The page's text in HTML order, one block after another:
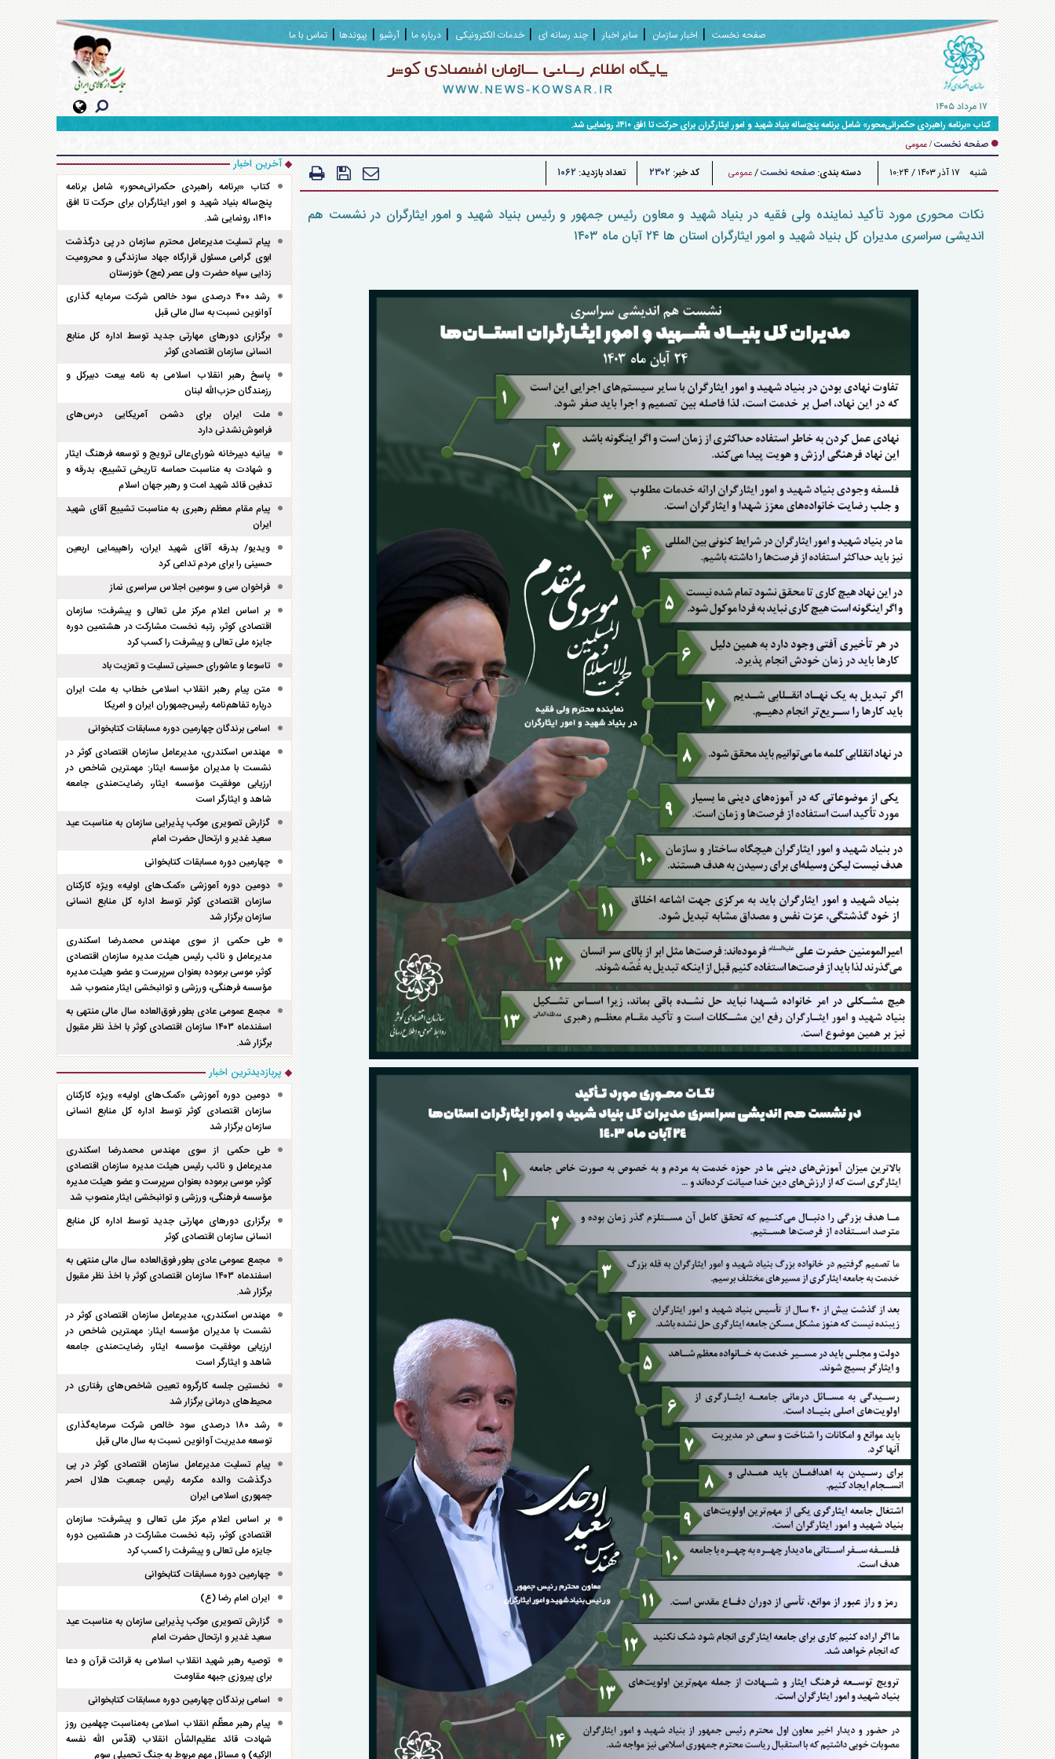
صفحه نخست اخبار سازمان سایر اخبار چند رسانه ای خدمات الکترونیکی درباره ما آرشیو پیوندها تماس با ما
۱۷ مرداد ۱۴۰۵
کتاب «برنامه راهبردی حکمرانی‌محور» شامل برنامه پنج‌ساله بنیاد شهید و امور ایثارگران برای حرکت تا افق ۱۴۱۰، رونمایی شد.
صفحه نخست / عمومی
شنبه ۱۷ آذر ۱۴۰۳ / ۱۰:۲۴ دسته بندی: صفحه نخست/عمومی کد خبر: ۲۳۰۲ تعداد بازدید: ۱۰۶۲
نکات محوری مورد تأکید نماینده ولی فقیه در بنیاد شهید و معاون رئیس جمهور و رئیس بنیاد شهید و امور ایثارگران در نشست هم
اندیشی سراسری مدیران کل بنیاد شهید و امور ایثارگران استان ها ۲۴ آبان ماه ۱۴۰۳
آخرین اخبار
کتاب «برنامه راهبردی حکمرانی‌محور» شامل برنامه
پنج‌ساله بنیاد شهید و امور ایثارگران برای حرکت تا افق
۱۴۱۰، رونمایی شد.
پیام تسلیت مدیرعامل محترم سازمان در پی درگذشت
ابوی گرامی مسئول قرارگاه جهاد سازندگی و محرومیت
زدایی سپاه حضرت ولی عصر (عج) خوزستان
رشد ۴۰۰ درصدی سود خالص شرکت سرمایه گذاری
آوانوین نسبت به سال مالی قبل
برگزاری دور‌های مهارتی جدید توسط اداره کل منابع
انسانی سازمان اقتصادی کوثر
پاسخ رهبر انقلاب اسلامی به نامه بیعت دبیرکل و
رزمندگان حزب‌الله لبنان
ملت ایران برای دشمن آمریکایی درس‌های
فراموش‌نشدنی دارد
بیانیه دبیرخانه شورای‌عالی ترویج و توسعه فرهنگ ایثار
و شهادت به مناسبت حماسه تاریخی تشییع، بدرقه و
تدفین قائد شهید امت و رهبر جهان اسلام
پیام مقام معظم رهبری به مناسبت تشییع آقای شهید
ایران
ویدیو/ بدرقه آقای شهید ایران، راهپیمایی اربعین
حسینی را برای مردم تداعی کرد
فراخوان سی و سومین اجلاس سراسری نماز
بر اساس اعلام مرکز ملی تعالی و پیشرفت؛ سازمان
اقتصادی کوثر، رتبه نخست مشارکت در هشتمین دوره
جایزه ملی تعالی و پیشرفت را کسب کرد
تاسوعا و عاشورای حسینی تسلیت و تعزیت باد
متن پیام رهبر انقلاب اسلامی خطاب به ملت ایران
درباره تفاهم‌نامه رئیس‌جمهوران ایران و امریکا
اسامی برندگان چهارمین دوره مسابقات کتابخوانی
مهندس اسکندری، مدیرعامل سازمان اقتصادی کوثر در
نشست با مدیران مؤسسه ایثار: مهمترین شاخص در
ارزیابی موفقیت مؤسسه ایثار، رضایت‌مندی جامعه
شاهد و ایثارگر است
گزارش تصویری موکب پذیرایی سازمان به مناسبت عید
سعید غدیر و ارتحال حضرت امام
چهارمین دوره مسابقات کتابخوانی
دومین دوره آموزشی «کمک‌های اولیه» ویژه کارکنان
سازمان اقتصادی کوثر توسط اداره کل منابع انسانی
سازمان برگزار شد
طی حکمی از سوی مهندس محمدرضا اسکندری
مدیرعامل و نائب رئیس هیئت مدیره سازمان اقتصادی
کوثر، موسی برموده بعنوان سرپرست و عضو هیئت مدیره
مؤسسه فرهنگی، ورزشی و توانبخشی ایثار منصوب شد
مجمع عمومی عادی بطور فوق‌العاده سال مالی منتهی به
اسفند‌ماه ۱۴۰۳ سازمان اقتصادی کوثر با اخذ نظر مقبول
برگزار شد.
پربازدیدترین اخبار
دومین دوره آموزشی «کمک‌های اولیه» ویژه کارکنان
سازمان اقتصادی کوثر توسط اداره کل منابع انسانی
سازمان برگزار شد
طی حکمی از سوی مهندس محمدرضا اسکندری
مدیرعامل و نائب رئیس هیئت مدیره سازمان اقتصادی
کوثر، موسی برموده بعنوان سرپرست و عضو هیئت مدیره
مؤسسه فرهنگی، ورزشی و توانبخشی ایثار منصوب شد
برگزاری دور‌های مهارتی جدید توسط اداره کل منابع
انسانی سازمان اقتصادی کوثر
مجمع عمومی عادی بطور فوق‌العاده سال مالی منتهی به
اسفند‌ماه ۱۴۰۳ سازمان اقتصادی کوثر با اخذ نظر مقبول
برگزار شد.
مهندس اسکندری، مدیرعامل سازمان اقتصادی کوثر در
نشست با مدیران مؤسسه ایثار: مهمترین شاخص در
ارزیابی موفقیت مؤسسه ایثار، رضایت‌مندی جامعه
شاهد و ایثارگر است
نخستین جلسه کارگروه تعیین شاخص‌های رفتاری در
محیط‌های درمانی برگزار شد
رشد ۱۸۰ درصدی سود خالص شرکت سرمایه‌گذاری
توسعه مدیریت آوانوین نسبت به سال مالی قبل
پیام تسلیت مدیرعامل سازمان اقتصادی کوثر در پی
درگذشت والده مکرمه رئیس جمعیت هلال احمر
جمهوری اسلامی ایران
بر اساس اعلام مرکز ملی تعالی و پیشرفت؛ سازمان
اقتصادی کوثر، رتبه نخست مشارکت در هشتمین دوره
جایزه ملی تعالی و پیشرفت را کسب کرد
چهارمین دوره مسابقات کتابخوانی
ایران امام رضا (ع)
گزارش تصویری موکب پذیرایی سازمان به مناسبت عید
سعید غدیر و ارتحال حضرت امام
توصیه رهبر شهید انقلاب اسلامی به قرائت قرآن و دعا
برای پیروزی جبهه مقاومت
اسامی برندگان چهارمین دوره مسابقات کتابخوانی
پیام رهبر معظّم انقلاب اسلامی به‌مناسبت چهلمین روز
شهادت قائد عظیم‌الشأن انقلاب (قدّس الله نفسه
الزکیه) و مسائل مهم مربوط به جنگ تحمیلی سوم